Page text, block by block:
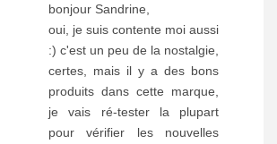
bonjour Sandrine,
oui, je suis contente moi aussi
:) c'est un peu de la nostalgie,
certes, mais il y a des bons
produits dans cette marque,
je vais ré-tester la plupart
pour vérifier les nouvelles